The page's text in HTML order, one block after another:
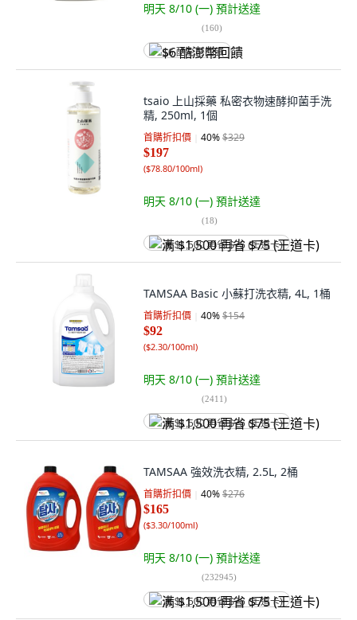
明天 8/10 (一) 預計送達
(160)
$6 酷澎幣回饋
tsaio 上山採藥 私密衣物速酵抑菌手洗
精, 250ml, 1個
首購折扣價 40%$329
$197
($78.80/100ml)
明天 8/10 (一) 預計送達
(18)
满 $1,500 再省 $75 (王道卡)
TAMSAA Basic 小蘇打洗衣精, 4L, 1桶
首購折扣價 40%$154
$92
($2.30/100ml)
明天 8/10 (一) 預計送達
(2411)
满 $1,500 再省 $75 (王道卡)
TAMSAA 強效洗衣精, 2.5L, 2桶
首購折扣價 40%$276
$165
($3.30/100ml)
明天 8/10 (一) 預計送達
(232945)
满 $1,500 再省 $75 (王道卡)